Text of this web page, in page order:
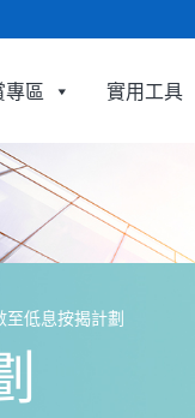
專區 實用工具
司 Ricacorp Mortgage
至低息按揭計劃